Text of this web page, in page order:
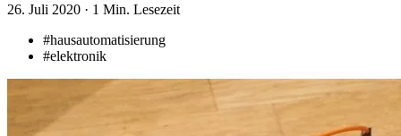
26. Juli 2020 · 1 Min. Lesezeit
#hausautomatisierung
#elektronik